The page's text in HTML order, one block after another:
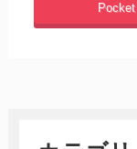
Pocket